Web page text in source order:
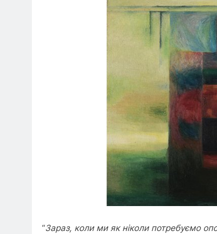
“Зараз, коли ми як ніколи потребуємо